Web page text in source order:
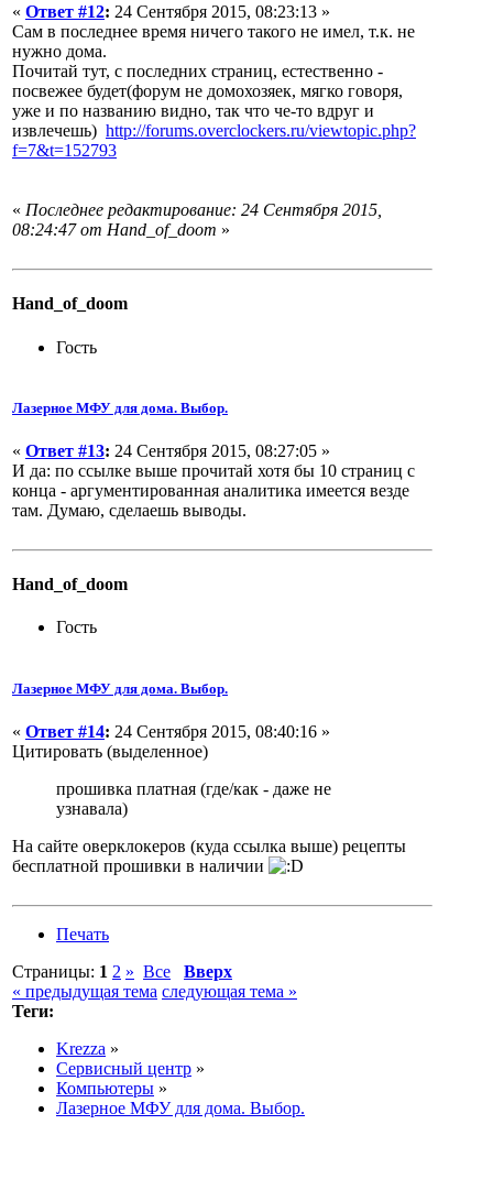
« Ответ #12: 24 Сентября 2015, 08:23:13 »
Сам в последнее время ничего такого не имел, т.к. не
нужно дома.
Почитай тут, с последних страниц, естественно -
посвежее будет(форум не домохозяек, мягко говоря,
уже и по названию видно, так что че-то вдруг и
извлечешь) http://forums.overclockers.ru/viewtopic.php?
f=7&t=152793
« Последнее редактирование: 24 Сентября 2015,
08:24:47 от Hand_of_doom »
Hand_of_doom
Гость
Лазерное МФУ для дома. Выбор.
« Ответ #13: 24 Сентября 2015, 08:27:05 »
И да: по ссылке выше прочитай хотя бы 10 страниц с
конца - аргументированная аналитика имеется везде
там. Думаю, сделаешь выводы.
Hand_of_doom
Гость
Лазерное МФУ для дома. Выбор.
« Ответ #14: 24 Сентября 2015, 08:40:16 »
Цитировать (выделенное)
прошивка платная (где/как - даже не
узнавала)
На сайте оверклокеров (куда ссылка выше) рецепты
бесплатной прошивки в наличии
Печать
Страницы: 1 2 » Все
Вверх
« предыдущая тема следующая тема »
Теги:
Krezza »
Сервисный центр »
Компьютеры »
Лазерное МФУ для дома. Выбор.